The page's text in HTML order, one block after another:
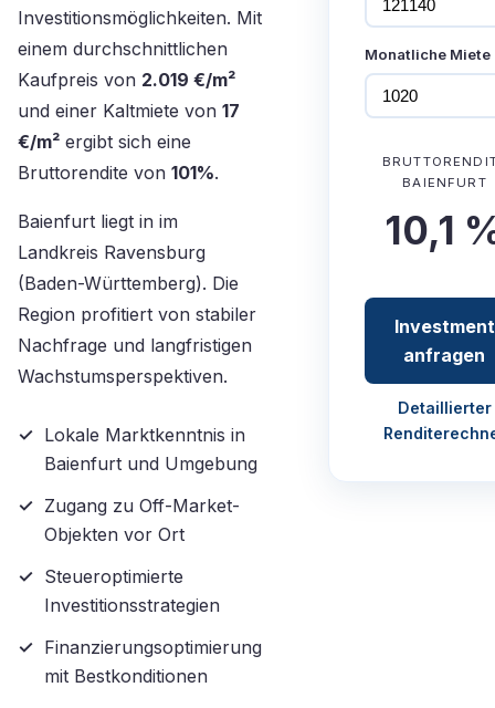
Investitionsmöglichkeiten. Mit
einem durchschnittlichen
Kaufpreis von 2.019 €/m²
und einer Kaltmiete von 17
€/m² ergibt sich eine
Bruttorendite von 101%.
Baienfurt liegt in im
Landkreis Ravensburg
(Baden-Württemberg). Die
Region profitiert von stabiler
Nachfrage und langfristigen
Wachstumsperspektiven.
Lokale Marktkenntnis in
Baienfurt und Umgebung
Zugang zu Off-Market-
Objekten vor Ort
Steueroptimierte
Investitionsstrategien
Finanzierungsoptimierung
mit Bestkonditionen
Monatliche Miete
BAIENFURT
10,1
Investment
anfragen
Detaillierter